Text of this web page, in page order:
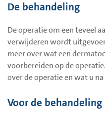
De behandeling
De operatie om een teveel
verwijderen wordt
meer over wat een
voorbereiden op de
over de operatie en wat u
Voor de behandeling